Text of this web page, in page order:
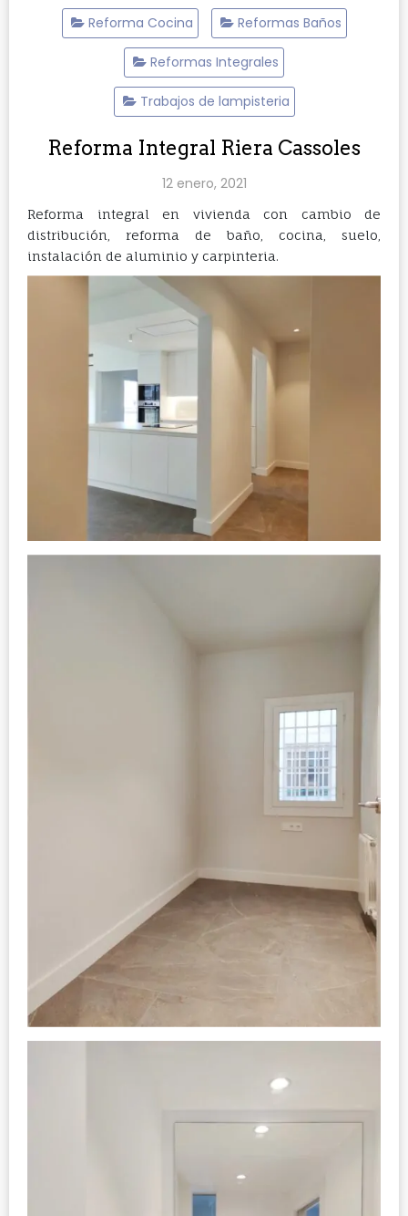
Reforma Cocina Reformas Baños
Reformas Integrales
Trabajos de lampisteria
Reforma Integral Riera Cassoles
12 enero, 2021
Reforma integral en vivienda con cambio de
distribución, reforma de baño, cocina, suelo,
instalación de aluminio y carpinteria.